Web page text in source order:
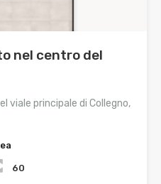
nel centro del
viale principale di Collegno,
60